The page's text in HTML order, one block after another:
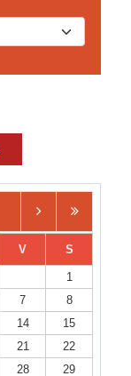
V S
1
7
8
14
15
21
22
28
29